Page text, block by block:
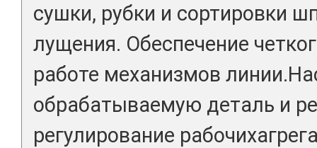
сушки, рубки и сортировки
лущения. Обеспечение
работе механизмов
обрабатываемую деталь и
регулирование